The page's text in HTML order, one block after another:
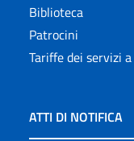
Biblioteca
Patrocini
Tariffe dei servizi
ATTI DI NOTIFICA